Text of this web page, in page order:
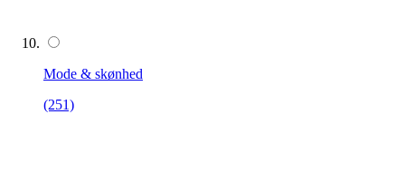
Mode & skønhed
(251)